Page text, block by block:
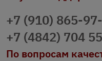
+7 (910) 865-
+7 (4842) 704
По вопросам